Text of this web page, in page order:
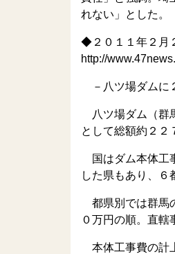
れない」とした。
◆２０１１年２月
http://
－八ツ場ダムに
八ツ場ダム（群
として総額約２２
国はダム本体工
した県もあり、６
都県別では群馬
０万円の順。直轄
本体工事費の計